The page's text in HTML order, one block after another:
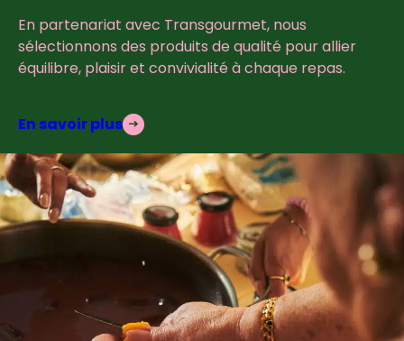
En partenariat avec Transgourmet, nous
sélectionnons des produits de qualité pour allier
équilibre, plaisir et convivialité à chaque repas.
En savoir plus